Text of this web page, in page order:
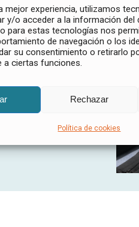
mejor experiencia, utilizamos
y/o acceder a la información del
para estas tecnologías nos
de navegación o los
su consentimiento o retirarlo
a ciertas funciones.
Rechazar
Política de cookies
mientras sientes
y reparadora.